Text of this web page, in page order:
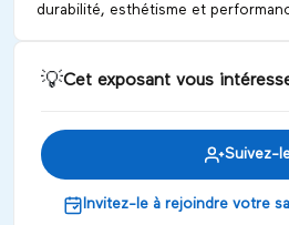
durabilité, esthétisme et
💡Cet exposant vous
Suivez-
Invitez-le à rejoindre votre